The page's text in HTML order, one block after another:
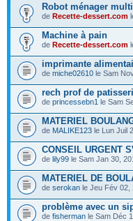
Robot ménager
de Recette-dessert.com
Machine à pain
de Recette-dessert.com
imprimante
de miche02610 le Sam
rech prof de
de princessebn1 le Sam
MATERIEL
de MALIKE123 le Lun Juil
CONSEIL URGENT
de lily99 le Sam Jan 30,
MATERIEL DE
de serokan le Jeu Fév 02,
problème avec un
de fisherman le Sam Déc